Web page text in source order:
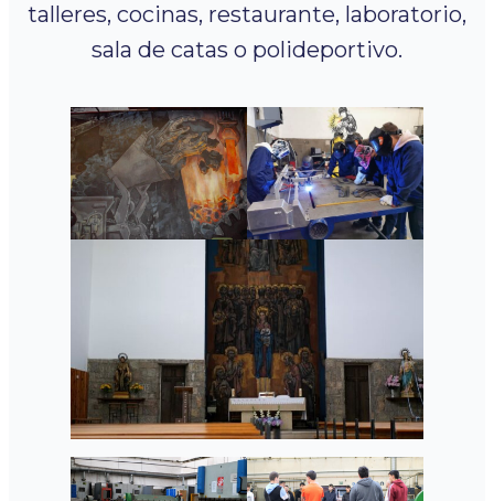
talleres, cocinas, restaurante, laboratorio,
sala de catas o polideportivo.